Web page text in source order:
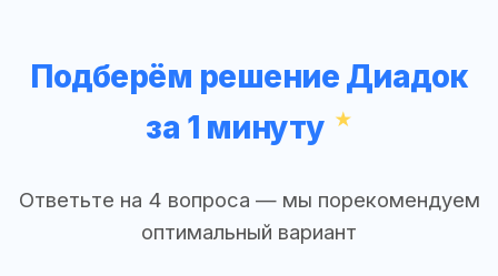
Подберём решение Диадок
за 1 минуту
Ответьте на 4 вопроса — мы порекомендуем
оптимальный вариант